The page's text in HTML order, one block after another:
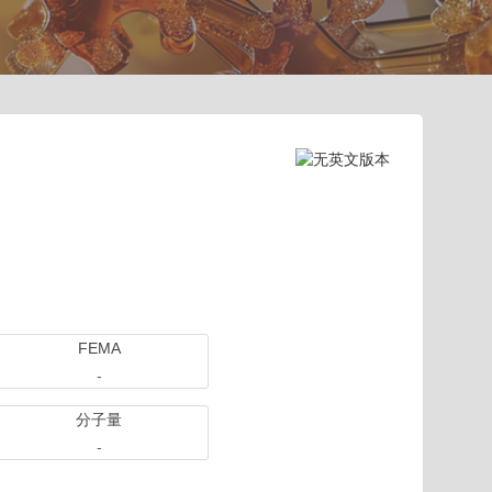
FEMA
-
分子量
-